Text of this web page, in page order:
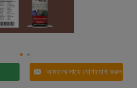
আমাদের সাথে যোগাযোগ করুন